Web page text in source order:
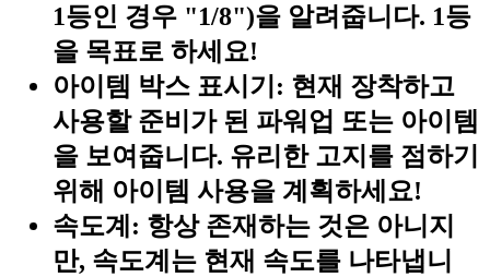
1등인 경우 "1/8")을 알려줍니다. 1등
을 목표로 하세요!
아이템 박스 표시기: 현재 장착하고
사용할 준비가 된 파워업 또는 아이템
을 보여줍니다. 유리한 고지를 점하기
위해 아이템 사용을 계획하세요!
속도계: 항상 존재하는 것은 아니지
만, 속도계는 현재 속도를 나타냅니